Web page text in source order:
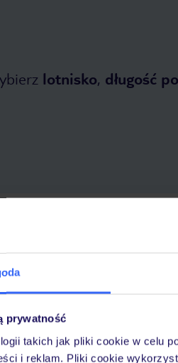
prywatność
takich jak pliki cookie w celu
i reklam. Pliki cookie
lotnisko, długość
biuro podróży
Polsce